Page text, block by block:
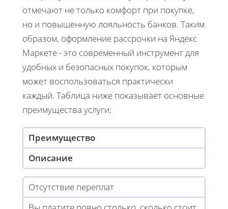
отмечают не только комфорт при покупке,
но и повышенную лояльность банков. Таким
образом, оформление рассрочки на Яндекс
Маркете - это современный инструмент для
удобных и безопасных покупок, которым
может воспользоваться практически
каждый. Таблица ниже показывает основные
преимущества услуги:
Преимущество
Описание
Отсутствие переплат